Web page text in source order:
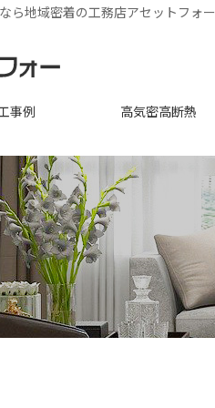
ら地域密着の工務店アセットフォー
事例 高気密高断熱